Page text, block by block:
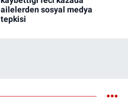
ailelerden sosyal medya
tepkisi